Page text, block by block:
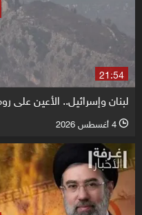
21:54
لبنان وإسرائيل.. الأعين على
l 4 أغسطس 2026